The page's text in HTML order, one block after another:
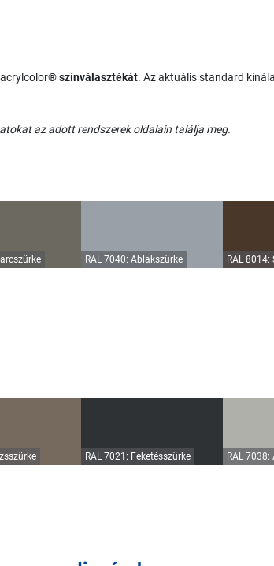
acrylcolor®színválasztékát. Az aktuális standard
az adott rendszerek oldalain találja meg.
RAL 7040: Ablakszürke RAL 8014:
RAL 7021: Feketésszürke RAL 7038: